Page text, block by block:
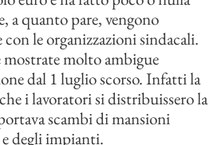
a quanto pare, vengono
le organizzazioni sindacali.
mostrate molto ambigue
dal 1 luglio scorso. Infatti la
i lavoratori si distribuissero la
scambi di mansioni
degli impianti.